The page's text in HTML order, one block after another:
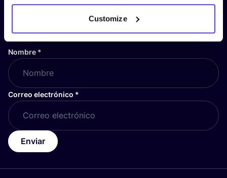
Customize
¡Suscríbete a nuestro boletín
y mantente informado!
Nombre *
Correo electrónico *
Enviar